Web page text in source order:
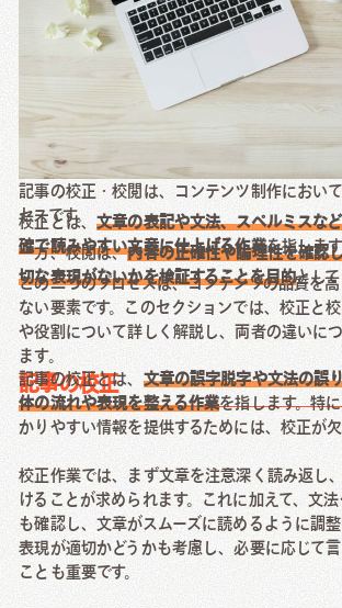
記事の校正・校閲は、コンテンツ制作におい
セスです。
校正とは、文章の表記や文法、スペルミスな
確で読みやすい文章に仕上げる作業を指します
一方、校閲は、内容の正確性や論理性を確認
切な表現がないかを検証することを目的とし
この二つのプロセスは、コンテンツの品質を
ない要素です。このセクションでは、校正と
や役割について詳しく解説し、両者の違いに
ます。
記事の校正
記事の校正とは、 文章の誤字脱字や文法の誤
体の流れや表現を整える作業を指します。特
かりやすい情報を提供するためには、校正が欠
校正作業では、まず文章を注意深く読み返し
けることが求められます。これに加えて、文
も確認し、文章がスムーズに読めるように調整
表現が適切かどうかも考慮し、必要に応じて
ことも重要です。